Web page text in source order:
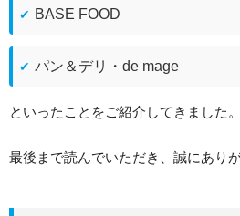
BASE FOOD
パン＆デリ・de mage
といったことをご紹介してきました。
最後まで読んでいただき、誠にあり